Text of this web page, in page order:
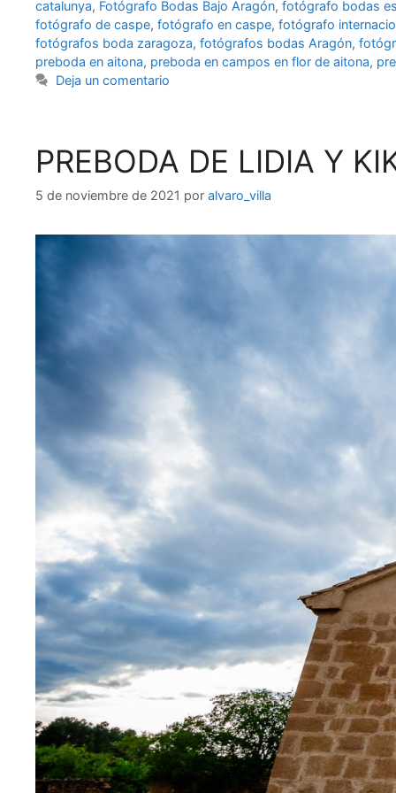
catalunya, Fotógrafo Bodas Bajo Aragón, fotógrafo bodas
fotógrafo de caspe, fotógrafo en caspe, fotógrafo
fotógrafos boda zaragoza, fotógrafos bodas Aragón,
preboda en aitona, preboda en campos en flor de aitona,
Deja un comentario
PREBODA DE LIDIA Y
5 de noviembre de 2021 por alvaro_villa